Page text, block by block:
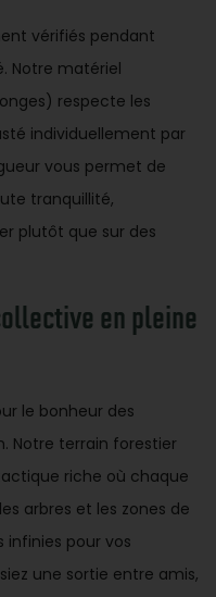
vérifiés pendant
Notre matériel
respecte les
individuellement par
vous permet de
tranquillité,
plutôt que sur des
en pleine
le bonheur des
Notre terrain forestier
riche où chaque
arbres et les zones de
infinies pour vos
une sortie entre amis,